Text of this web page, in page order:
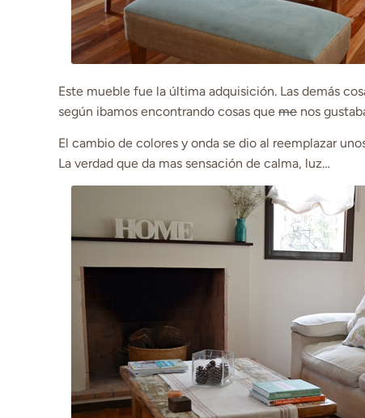
Este mueble fue la última adquisición. Las demás
según ibamos encontrando cosas que me nos
El cambio de colores y onda se dio al reemplazar
La verdad que da mas sensación de calma, luz…